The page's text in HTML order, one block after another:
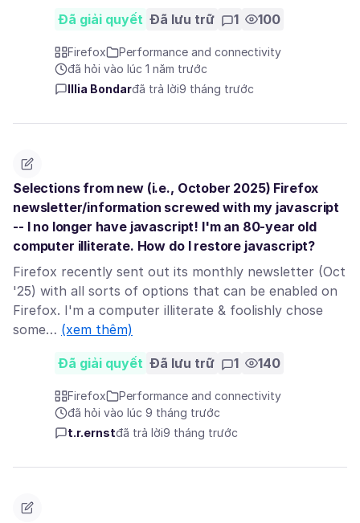
Đã giải quyết Đã lưu trữ 1 100
Firefox
Performance and connectivity
đã hỏi vào lúc 1 năm trước
Illia Bondarđã trả lời9 tháng trước
Selections from new (i.e., October 2025) Firefox
newsletter/information screwed with my javascript
-- I no longer have javascript! I'm an 80-year old
computer illiterate. How do I restore javascript?
Firefox recently sent out its monthly newsletter (Oct
'25) with all sorts of options that can be enabled on
Firefox. I'm a computer illiterate & foolishly chose
some… (xem thêm)
Đã giải quyết Đã lưu trữ 1 140
Firefox
Performance and connectivity
đã hỏi vào lúc 9 tháng trước
t.r.ernstđã trả lời9 tháng trước